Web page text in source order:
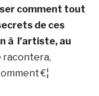
comment tout
de ces
à l’artiste, au
racontera,
€¦